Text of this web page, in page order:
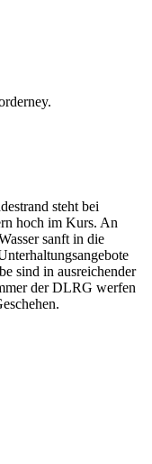
steht bei
hoch im Kurs. An
sanft in die
sind in ausreichender
der DLRG werfen